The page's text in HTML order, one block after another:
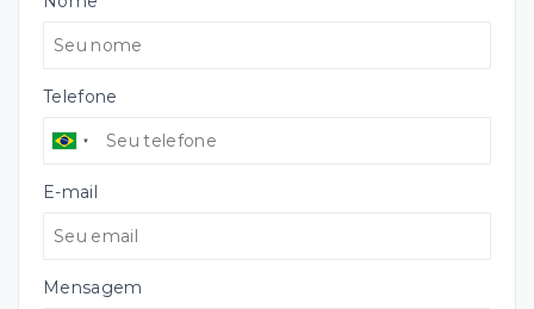
Telefone
E-mail
Mensagem